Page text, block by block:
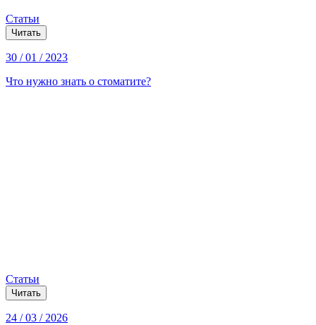
Статьи
Читать
30 / 01 / 2023
Что нужно знать о стоматите?
Статьи
Читать
24 / 03 / 2026